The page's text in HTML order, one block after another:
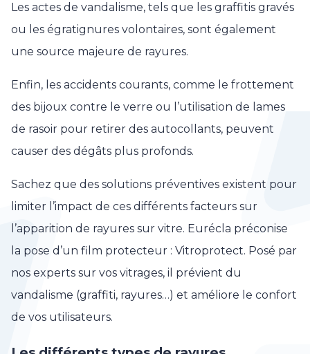
Les actes de vandalisme, tels que les graffitis gravés
ou les égratignures volontaires, sont également
une source majeure de rayures.
Enfin, les accidents courants, comme le frottement
des bijoux contre le verre ou l’utilisation de lames
de rasoir pour retirer des autocollants, peuvent
causer des dégâts plus profonds.
Sachez que des solutions préventives existent pour
limiter l’impact de ces différents facteurs sur
l’apparition de rayures sur vitre. Eurécla préconise
la pose d’un film protecteur : Vitroprotect. Posé par
nos experts sur vos vitrages, il prévient du
vandalisme (graffiti, rayures…) et améliore le confort
de vos utilisateurs.